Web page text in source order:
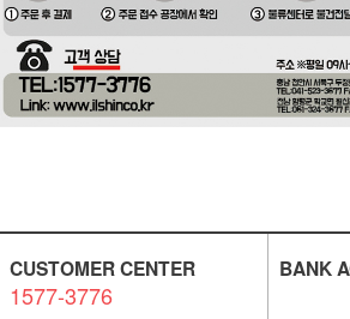
CUSTOMER CENTER
1577-3776
BANK